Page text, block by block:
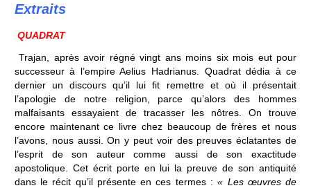
Extraits
QUADRAT
Trajan, après avoir régné vingt ans moins six mois eut pour
successeur à l’empire Aelius Hadrianus. Quadrat dédia à ce
dernier un discours qu’il lui fit remettre et où il présentait
l’apologie de notre religion, parce qu’alors des hommes
malfaisants essayaient de tracasser les nôtres. On trouve
encore maintenant ce livre chez beaucoup de frères et nous
l’avons, nous aussi. On y peut voir des preuves éclatantes de
l’esprit de son auteur comme aussi de son exactitude
apostolique. Cet écrit porte en lui la preuve de son antiquité
dans le récit qu’il présente en ces termes :« Les œuvres de